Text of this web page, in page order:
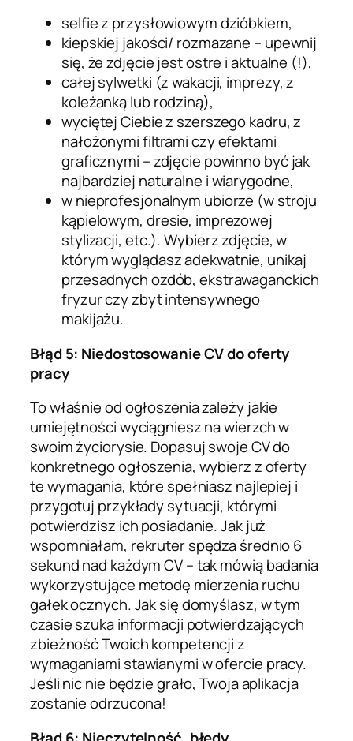
selfie z przysłowiowym dzióbkiem,
kiepskiej jakości/ rozmazane – upewnij
się, że zdjęcie jest ostre i aktualne (!),
całej sylwetki (z wakacji, imprezy, z
koleżanką lub rodziną),
wyciętej Ciebie z szerszego kadru, z
nałożonymi filtrami czy efektami
graficznymi – zdjęcie powinno być jak
najbardziej naturalne i wiarygodne,
w nieprofesjonalnym ubiorze (w stroju
kąpielowym, dresie, imprezowej
stylizacji, etc.). Wybierz zdjęcie, w
którym wyglądasz adekwatnie, unikaj
przesadnych ozdób, ekstrawaganckich
fryzur czy zbyt intensywnego
makijażu.
Błąd 5: Niedostosowanie CV do oferty
pracy
To właśnie od ogłoszenia zależy jakie
umiejętności wyciągniesz na wierzch w
swoim życiorysie. Dopasuj swoje CV do
konkretnego ogłoszenia, wybierz z oferty
te wymagania, które spełniasz najlepiej i
przygotuj przykłady sytuacji, którymi
potwierdzisz ich posiadanie. Jak już
wspomniałam, rekruter spędza średnio 6
sekund nad każdym CV – tak mówią badania
wykorzystujące metodę mierzenia ruchu
gałek ocznych. Jak się domyślasz, w tym
czasie szuka informacji potwierdzających
zbieżność Twoich kompetencji z
wymaganiami stawianymi w ofercie pracy.
Jeśli nic nie będzie grało, Twoja aplikacja
zostanie odrzucona!